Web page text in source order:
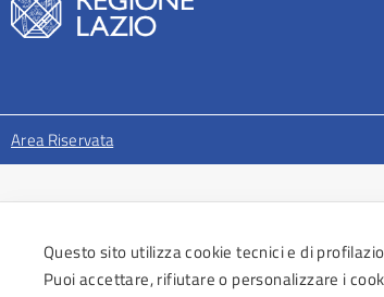
Area Riservata
Questo sito utilizza cookie tecnici e di
Puoi accettare, rifiutare o personalizzare i